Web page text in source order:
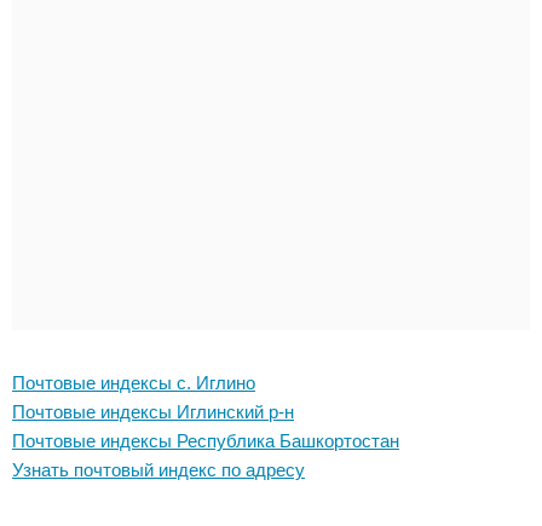
Почтовые индексы с. Иглино
Почтовые индексы Иглинский р-н
Почтовые индексы Республика Башкортостан
Узнать почтовый индекс по адресу